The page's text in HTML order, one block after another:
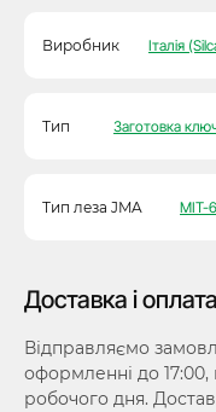
Виробник Італія
Тип Заготовка
Тип леза JMA MIT-
Доставка і оплата
Відправляємо
оформленні до 17:00,
робочого дня.